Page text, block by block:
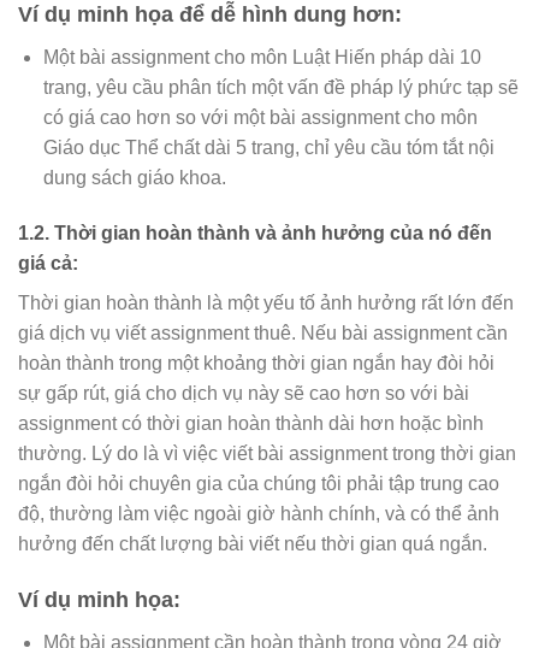
Ví dụ minh họa để dễ hình dung hơn:
Một bài assignment cho môn Luật Hiến pháp dài 10
trang, yêu cầu phân tích một vấn đề pháp lý phức tạp sẽ
có giá cao hơn so với một bài assignment cho môn
Giáo dục Thể chất dài 5 trang, chỉ yêu cầu tóm tắt nội
dung sách giáo khoa.
1.2. Thời gian hoàn thành và ảnh hưởng của nó đến
giá cả:
Thời gian hoàn thành là một yếu tố ảnh hưởng rất lớn đến
giá dịch vụ viết assignment thuê. Nếu bài assignment cần
hoàn thành trong một khoảng thời gian ngắn hay đòi hỏi
sự gấp rút, giá cho dịch vụ này sẽ cao hơn so với bài
assignment có thời gian hoàn thành dài hơn hoặc bình
thường. Lý do là vì việc viết bài assignment trong thời gian
ngắn đòi hỏi chuyên gia của chúng tôi phải tập trung cao
độ, thường làm việc ngoài giờ hành chính, và có thể ảnh
hưởng đến chất lượng bài viết nếu thời gian quá ngắn.
Ví dụ minh họa:
Một bài assignment cần hoàn thành trong vòng 24 giờ